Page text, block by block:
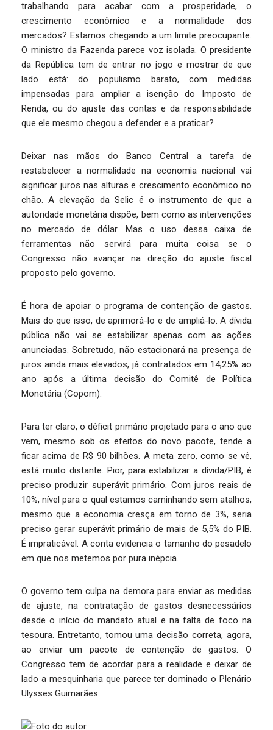
trabalhando para acabar com a prosperidade, o
crescimento econômico e a normalidade dos
mercados? Estamos chegando a um limite preocupante.
O ministro da Fazenda parece voz isolada. O presidente
da República tem de entrar no jogo e mostrar de que
lado está: do populismo barato, com medidas
impensadas para ampliar a isenção do Imposto de
Renda, ou do ajuste das contas e da responsabilidade
que ele mesmo chegou a defender e a praticar?
Deixar nas mãos do Banco Central a tarefa de
restabelecer a normalidade na economia nacional vai
significar juros nas alturas e crescimento econômico no
chão. A elevação da Selic é o instrumento de que a
autoridade monetária dispõe, bem como as intervenções
no mercado de dólar. Mas o uso dessa caixa de
ferramentas não servirá para muita coisa se o
Congresso não avançar na direção do ajuste fiscal
proposto pelo governo.
É hora de apoiar o programa de contenção de gastos.
Mais do que isso, de aprimorá-lo e de ampliá-lo. A dívida
pública não vai se estabilizar apenas com as ações
anunciadas. Sobretudo, não estacionará na presença de
juros ainda mais elevados, já contratados em 14,25% ao
ano após a última decisão do Comitê de Política
Monetária (Copom).
Para ter claro, o déficit primário projetado para o ano que
vem, mesmo sob os efeitos do novo pacote, tende a
ficar acima de R$ 90 bilhões. A meta zero, como se vê,
está muito distante. Pior, para estabilizar a dívida/PIB, é
preciso produzir superávit primário. Com juros reais de
10%, nível para o qual estamos caminhando sem atalhos,
mesmo que a economia cresça em torno de 3%, seria
preciso gerar superávit primário de mais de 5,5% do PIB.
É impraticável. A conta evidencia o tamanho do pesadelo
em que nos metemos por pura inépcia.
O governo tem culpa na demora para enviar as medidas
de ajuste, na contratação de gastos desnecessários
desde o início do mandato atual e na falta de foco na
tesoura. Entretanto, tomou uma decisão correta, agora,
ao enviar um pacote de contenção de gastos. O
Congresso tem de acordar para a realidade e deixar de
lado a mesquinharia que parece ter dominado o Plenário
Ulysses Guimarães.